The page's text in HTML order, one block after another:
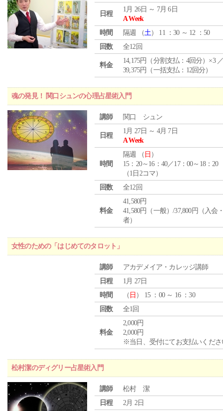
日程
1月 26日 ～ 7月 6日
A Week
時間
隔週 （土） 11 ：30 ～ 12 ：50
回数
全12回
料金
14,175円（分割支払：4回分）×3
39,375円（一括支払：12回分）
魂の発見！ 関口シュンの心理占星術入門
講師 関口 シュン
日程
1月 27日 ～ 4月 7日
A Week
時間
隔週 （ 日 ）
15：20～16：40／17：00～18：20
（1日2コマ）
回数
全12回
料金
41,580円
41,580円（一般）/37,800円（入会
者）
女性のための「はじめてのタロット」
講師
アカデメイア・カレッジ講師
日程
1月 27日
時間
（ 日 ） 15 ：00 ～ 16 ：30
回数
全1回
料金
2,000円
2,000円
※当日、受付にてお支払いくださ
松村潔のディグリー占星術入門
講師
松村 潔
日程
2月 2日